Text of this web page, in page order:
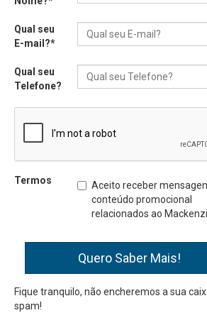
realizará nova edição
05.08.2026
Seminário discute
das novas
04.08.2026
Mackenzie
calouros do segundo
semestre de 2026
04.08.2026
Brasília prepara seus
estudantes para o PAS
mesmo do Ensino
Qual seu
E-mail?*
Qual seu
Telefone?
Termos
Aceito receber
conteúdo promocional
relacionados ao
Fique tranquilo, não encheremos a sua
spam!